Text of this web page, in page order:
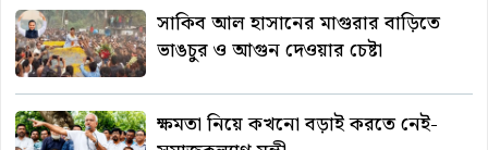
সাকিব আল হাসানের মাগুরার বাড়িতে
ভাঙচুর ও আগুন দেওয়ার চেষ্টা
ক্ষমতা নিয়ে কখনো বড়াই করতে নেই-